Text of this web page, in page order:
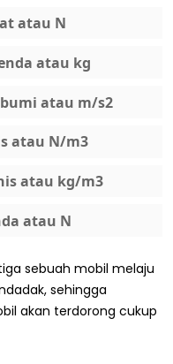
atau N
atau kg
atau m/s2
atau N/m3
atau kg/m3
atau N
sebuah mobil melaju
sehingga
akan terdorong cukup